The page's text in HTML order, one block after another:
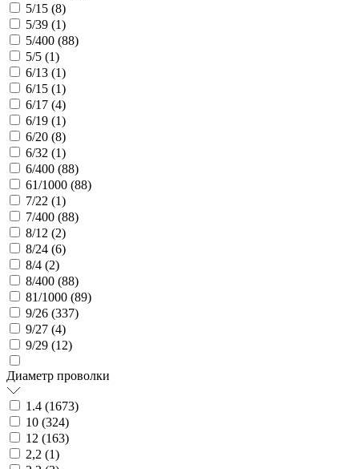
5/15 (8)
5/39 (1)
5/400 (88)
5/5 (1)
6/13 (1)
6/15 (1)
6/17 (4)
6/19 (1)
6/20 (8)
6/32 (1)
6/400 (88)
61/1000 (88)
7/22 (1)
7/400 (88)
8/12 (2)
8/24 (6)
8/4 (2)
8/400 (88)
81/1000 (89)
9/26 (337)
9/27 (4)
9/29 (12)
Диаметр проволки
1.4 (1673)
10 (324)
12 (163)
2,2 (1)